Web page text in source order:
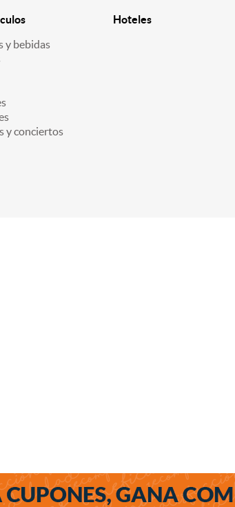
y bebidas
y conciertos
Hoteles